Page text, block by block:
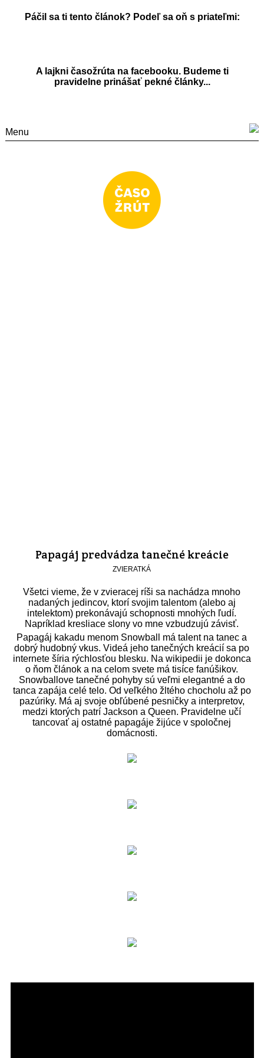
Páčil sa ti tento článok? Podeľ sa oň s priateľmi:
A lajkni časožrúta na facebooku. Budeme ti
pravidelne prinášať pekné články...
Menu
Papagáj predvádza tanečné kreácie
ZVIERATKÁ
Všetci vieme, že v zvieracej ríši sa nachádza mnoho
nadaných jedincov, ktorí svojim talentom (alebo aj
intelektom) prekonávajú schopnosti mnohých ľudí.
Napríklad kresliace slony vo mne vzbudzujú závisť.
Papagáj kakadu menom Snowball má talent na tanec a
dobrý hudobný vkus. Videá jeho tanečných kreácií sa po
internete šíria rýchlosťou blesku. Na wikipedii je dokonca
o ňom článok a na celom svete má tisíce fanúšikov.
Snowballove tanečné pohyby sú veľmi elegantné a do
tanca zapája celé telo. Od veľkého žltého chocholu až po
pazúriky. Má aj svoje obľúbené pesničky a interpretov,
medzi ktorých patrí Jackson a Queen. Pravidelne učí
tancovať aj ostatné papagáje žijúce v spoločnej
domácnosti.